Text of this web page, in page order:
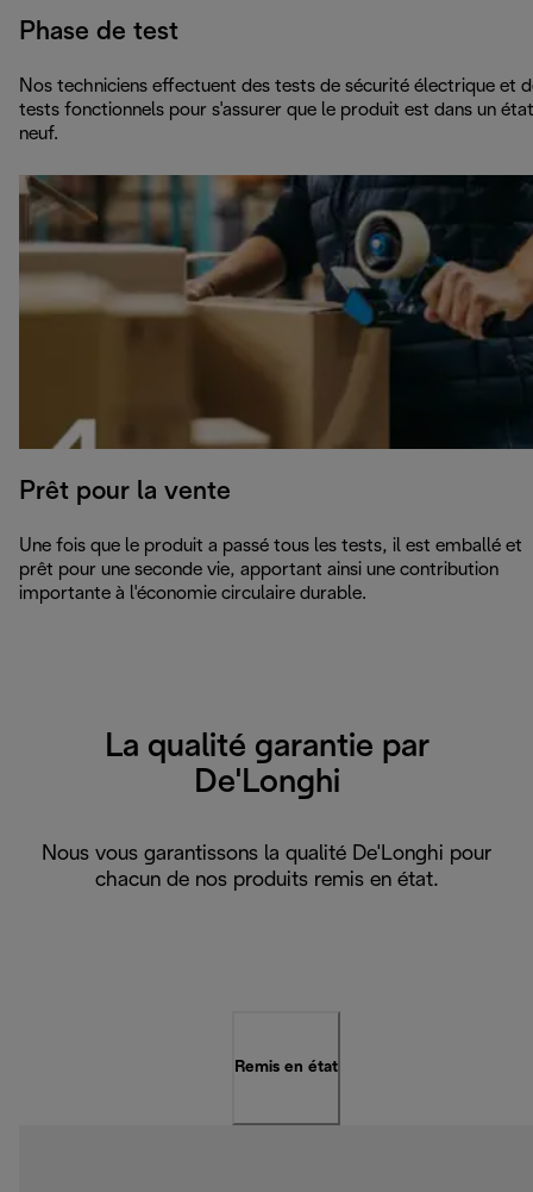
Phase de test
Nos techniciens effectuent des tests de sécurité électrique et
tests fonctionnels pour s'assurer que le produit est dans un état
neuf.
Prêt pour la vente
Une fois que le produit a passé tous les tests, il est emballé et
prêt pour une seconde vie, apportant ainsi une contribution
importante à l'économie circulaire durable.
La qualité garantie par
De'Longhi
Nous vous garantissons la qualité De'Longhi pour
chacun de nos produits remis en état.
Remis en état